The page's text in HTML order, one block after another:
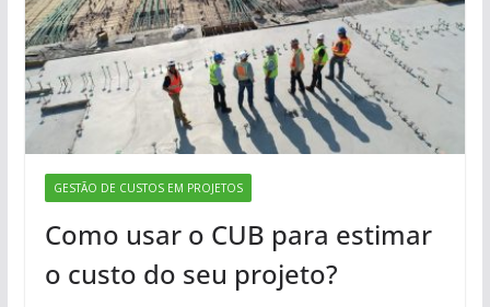
GESTÃO DE CUSTOS EM PROJETOS
Como usar o CUB para estimar
o custo do seu projeto?